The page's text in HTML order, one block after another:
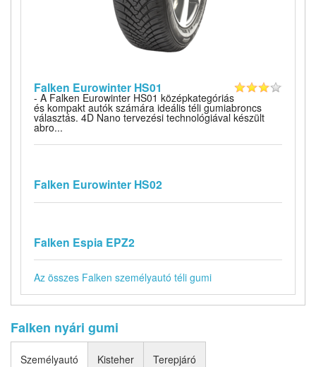
Falken Eurowinter HS01
- A Falken Eurowinter HS01 középkategóriás
és kompakt autók számára ideális téli gumiabroncs
választás. 4D Nano tervezési technológiával készült
abro...
Falken Eurowinter HS02
Falken Espia EPZ2
Az összes Falken személyautó téli gumi
Falken nyári gumi
Személyautó Kisteher Terepjáró